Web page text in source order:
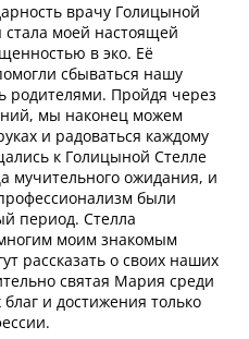
врачу Голицыной
стала моей настоящей
в эко. Её
сбываться нашу
родителями. Пройдя через
мы наконец можем
и радоваться каждому
к Голицыной Стелле
мучительного ожидания, и
были
период. Стелла
моим знакомым
рассказать о своих наших
святая Мария среди
и достижения только